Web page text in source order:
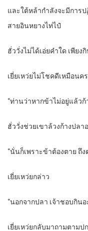
และใต้หล้ากำลังจะมีการ
สายอินหยางไท่ไป๋
ฮั่ววั่งไม่ได้เอ่ยคำใด เพีย
เยี่ยเหว่ยไม่โชคดีเหมือนค
“ท่านว่าหากข้าไม่อยู่แล้ว
ฮั่ววั่งช่วยเขาล้วงก้างปลา
“นั่นก็เพราะข้าต้องตาย ถึ
เยี่ยเหว่ยกล่าว
“นอกจากปลา เจ้าชอบกินอ
เยี่ยเหว่ยกลับมาถามตามป